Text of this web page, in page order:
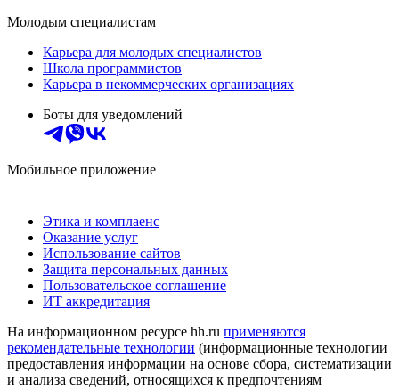
Молодым специалистам
Карьера для молодых специалистов
Школа программистов
Карьера в некоммерческих организациях
Боты для уведомлений
Мобильное приложение
Этика и комплаенс
Оказание услуг
Использование сайтов
Защита персональных данных
Пользовательское соглашение
ИТ аккредитация
На информационном ресурсе hh.ru применяются
рекомендательные технологии (информационные технологии
предоставления информации на основе сбора, систематизации
и анализа сведений, относящихся к предпочтениям